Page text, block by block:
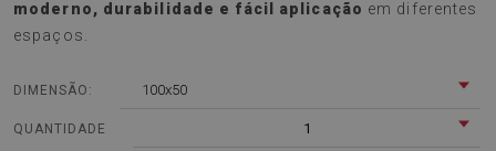
moderno, durabilidade e fácil aplicação em diferentes
espaços.
DIMENSÃO: 100x50
QUANTIDADE 1